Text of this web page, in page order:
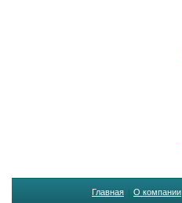
Главная О компании